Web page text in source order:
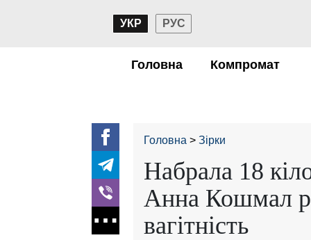
УКР РУС
Головна Компромат
Головна Зірки
Набрала 18
Анна Кошмал
вагітність